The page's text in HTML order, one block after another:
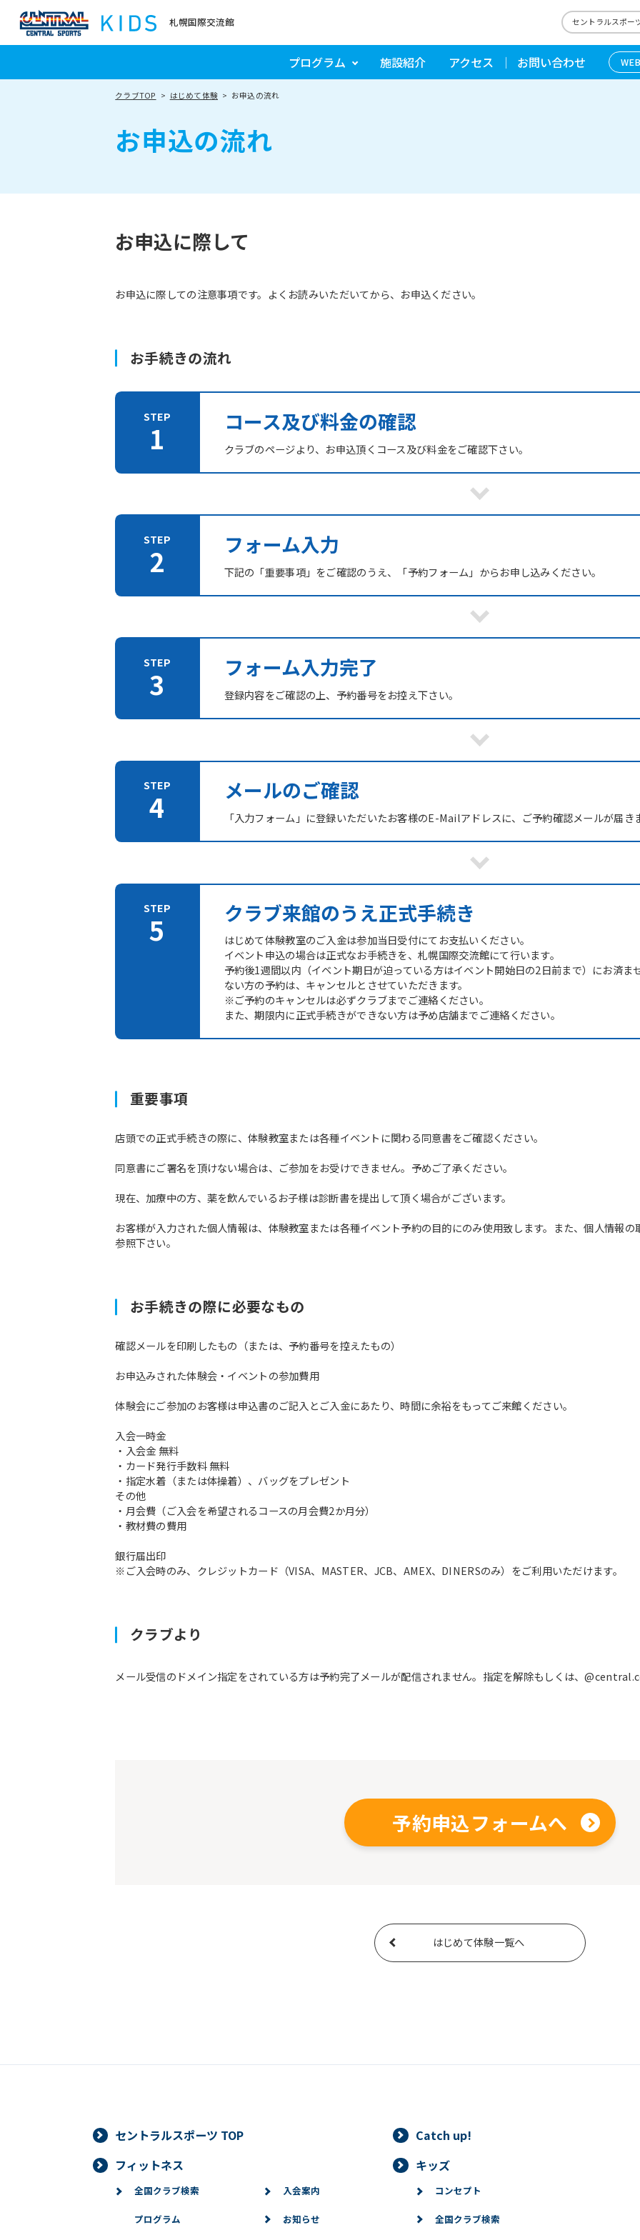
札幌国際交流館 セントラルスポー
プログラム 施設紹介 アクセス お問い合わせ
クラブTOP はじめて体験 お申込の流れ
お申込の流れ
お申込に際して
お申込に際しての注意事項です。よくお読みいただいてから、お申込ください。
お手続きの流れ
コース及び料金の確認
クラブのページより、お申込頂くコース及び料金をご確認下さい。
フォーム入力
下記の「重要事項」をご確認のうえ、「予約フォーム」からお申し込みください。
フォーム入力完了
登録内容をご確認の上、予約番号をお控え下さい。
メールのご確認
「入力フォーム」に登録いただいたお客様のE-Mailアドレスに、ご予約確認メールが届き
クラブ来館のうえ正式手続き
はじめて体験教室のご入金は参加当日受付にてお支払いください。
イベント申込の場合は正式なお手続きを、札幌国際交流館にて行います。
予約後1週間以内（イベント期日が迫っている方はイベント開始日の2日前まで）にお済
ない方の予約は、キャンセルとさせていただきます。
※ご予約のキャンセルは必ずクラブまでご連絡ください。
また、期限内に正式手続きができない方は予め店舗までご連絡ください。
重要事項
店頭での正式手続きの際に、体験教室または各種イベントに関わる同意書をご確認ください。
同意書にご署名を頂けない場合は、ご参加をお受けできません。予めご了承ください。
現在、加療中の方、薬を飲んでいるお子様は診断書を提出して頂く場合がございます。
お客様が入力された個人情報は、体験教室または各種イベント予約の目的にのみ使用致します。また、個人情報
参照下さい。
お手続きの際に必要なもの
確認メールを印刷したもの（または、予約番号を控えたもの）
お申込みされた体験会・イベントの参加費用
体験会にご参加のお客様は申込書のご記入とご入金にあたり、時間に余裕をもってご来館ください。
入会一時金
・入会金 無料
・カード発行手数料 無料
・指定水着（または体操着）、バッグをプレゼント
その他
・月会費（ご入会を希望されるコースの月会費2か月分）
・教材費の費用
銀行届出印
※ご入会時のみ、クレジットカード（VISA、MASTER、JCB、AMEX、DINERSのみ）をご利用いただけます。
クラブより
メール受信のドメイン指定をされている方は予約完了メールが配信されません。指定を解除もしくは、
予約申込フォームへ
はじめて体験一覧へ
For foreigners
Central Sports official website is
automatically translated into
English. Click the link below (start
automatic translation) to return to
The translation may differ from the
セントラルスポーツ TOP
Catch up!
フィットネス
全国クラブ検索
プログラム
入会案内
お知らせ
キッズ
コンセプト
全国クラブ検索